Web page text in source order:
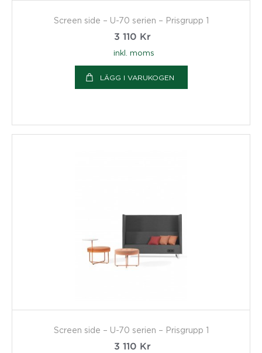
Screen side – U-70 serien – Prisgrupp 1
3 110 Kr
inkl. moms
LÄGG I VARUKOGEN
Screen side – U-70 serien – Prisgrupp 1
3 110 Kr